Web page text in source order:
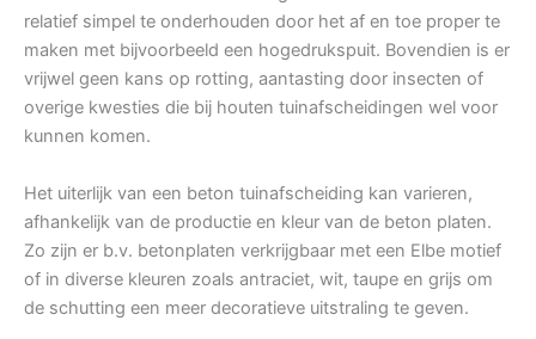
relatief simpel te onderhouden door het af en toe proper te
maken met bijvoorbeeld een hogedrukspuit. Bovendien is er
vrijwel geen kans op rotting, aantasting door insecten of
overige kwesties die bij houten tuinafscheidingen wel voor
kunnen komen.
Het uiterlijk van een beton tuinafscheiding kan varieren,
afhankelijk van de productie en kleur van de beton platen.
Zo zijn er b.v. betonplaten verkrijgbaar met een Elbe motief
of in diverse kleuren zoals antraciet, wit, taupe en grijs om
de schutting een meer decoratieve uitstraling te geven.